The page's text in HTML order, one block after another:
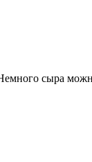
сыра